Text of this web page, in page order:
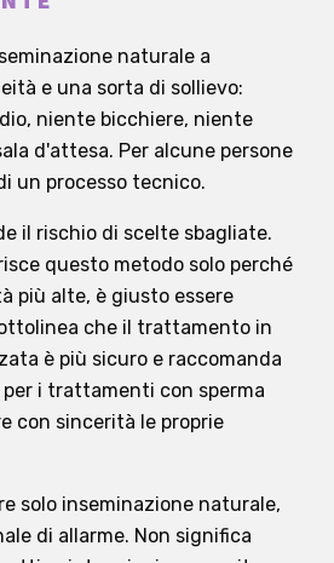
naturale a
e una sorta di sollievo:
niente bicchiere, niente
d'attesa. Per alcune persone
un processo tecnico.
il rischio di scelte sbagliate.
questo metodo solo perché
più alte, è giusto essere
che il trattamento in
è più sicuro e raccomanda
i trattamenti con sperma
con sincerità le proprie
solo inseminazione naturale,
di allarme. Non significa